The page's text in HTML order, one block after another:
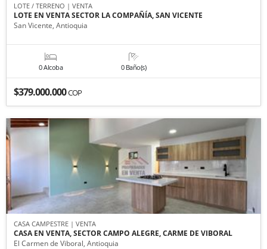
LOTE / TERRENO | VENTA
LOTE EN VENTA SECTOR LA COMPAÑÍA, SAN VICENTE
San Vicente, Antioquia
0 Alcoba 0 Baño(s)
$379.000.000COP
CASA CAMPESTRE | VENTA
CASA EN VENTA, SECTOR CAMPO ALEGRE, CARME DE VIBORAL
El Carmen de Viboral, Antioquia